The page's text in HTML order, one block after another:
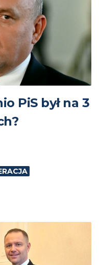
PiS był na 3